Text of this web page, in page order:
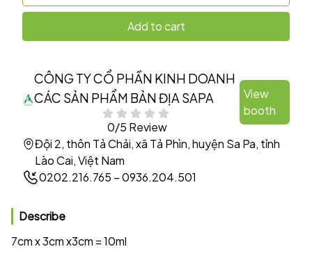
Add to cart
CÔNG TY CỔ PHẦN KINH DOANH
CÁC SẢN PHẨM BẢN ĐỊA SAPA
0/5 Review
View
booth
Đội 2, thôn Tả Chải, xã Tả Phìn, huyện Sa Pa, tỉnh
Lào Cai, Việt Nam
0202.216.765 – 0936.204.501
Describe
7cm x 3cm x3cm = 10ml